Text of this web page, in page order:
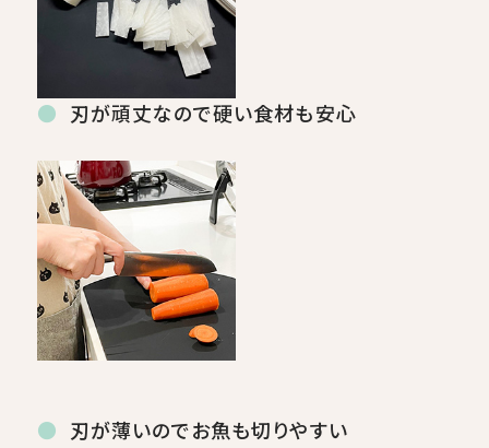
刃が頑丈なので硬い食材も安心
刃が薄いのでお魚も切りやすい